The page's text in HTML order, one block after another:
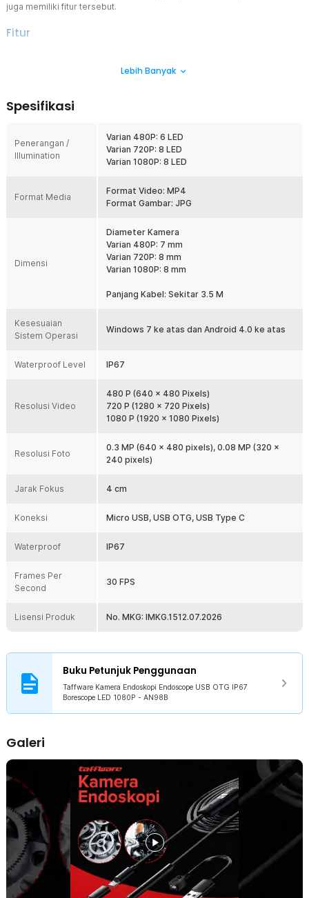
juga memiliki fitur tersebut.
Fitur
Kamera endoskopi ini dibekali sensor beresolusi 480 P, 720 P, dan
inspeksi teknis seperti pipa, mesin, atau kabel tersembunyi tanpa
secara cepat dan akurat.
Lampu LED Adjustable
Lampu LED mengelilingi lensa kamera untuk memberikan
melalui kontrol pada kabel sesuai kebutuhan pengguna. Fitur ini
sangat membantu saat inspeksi di ruang tertutup, pipa, atau rongga
Koneksi USB OTG Micro USB dan USB Type C
Kamera mendukung koneksi Micro USB dan dilengkapi adapter
USB Type C, sehingga kompatibel dengan berbagai smartphone
Android. Dukungan USB OTG memungkinkan penggunaan langsung
Dengan standar IP67, bagian kamera tahan air dan aman digunakan
di lingkungan basah. Cocok untuk inspeksi pipa air, saluran
saat digunakan di kondisi ekstrem ringan.
Dukungan Aplikasi Smartphone
Kamera dapat digunakan dengan aplikasi khusus yang diunduh
melalui QR code pada panduan. Aplikasi ini menampilkan gambar
Rincian yang Anda dapatkan untuk pembelian produk ini:
Borescope LED - AN98B
1 x Adapter USB Type C
Lebih Banyak
Spesifikasi
Penerangan /
Illumination
Varian 480P: 6 LED
Varian 720P: 8 LED
Varian 1080P: 8 LED
Format Media
Format Video: MP4
Format Gambar: JPG
Dimensi
Diameter Kamera
Varian 480P: 7 mm
Varian 720P: 8 mm
Varian 1080P: 8 mm
Panjang Kabel: Sekitar 3.5 M
Kesesuaian
Sistem Operasi
Windows 7 ke atas dan Android 4.0 ke atas
Waterproof Level IP67
Resolusi Video
480 P (640 x 480 Pixels)
720 P (1280 x 720 Pixels)
1080 P (1920 x 1080 Pixels)
Resolusi Foto
0.3 MP (640 x 480 pixels), 0.08 MP (320 x
240 pixels)
Jarak Fokus 4 cm
Koneksi Micro USB, USB OTG, USB Type C
Waterproof IP67
Frames Per
Second
30 FPS
Lisensi Produk No. MKG: IMKG.1512.07.2026
Buku Petunjuk Penggunaan
Taffware Kamera Endoskopi Endoscope USB OTG IP67
Borescope LED 1080P - AN98B
Galeri